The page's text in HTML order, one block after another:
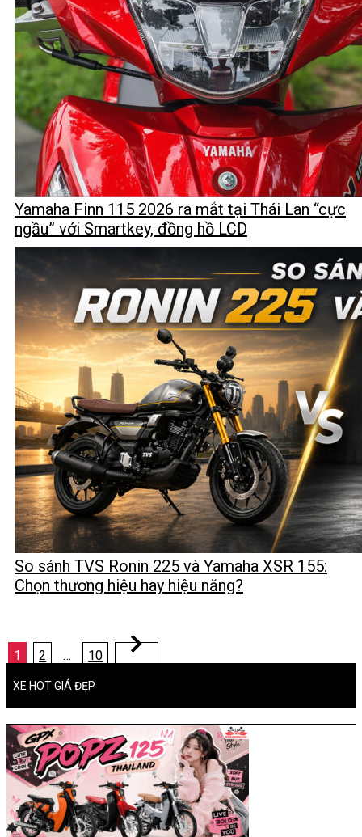
Yamaha Finn 115 2026 ra mắt tại Thái Lan “cực
ngầu” với Smartkey, đồng hồ LCD
So sánh TVS Ronin 225 và Yamaha XSR 155:
Chọn thương hiệu hay hiệu năng?
Phân
trang
bài
viết
1 2 … 10
XE HOT GIÁ ĐẸP